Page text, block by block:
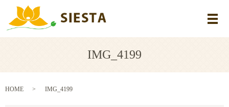
メ
IMG_4199
HOME IMG_4199